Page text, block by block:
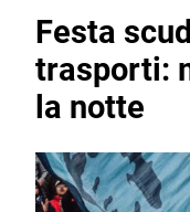
Festa
trasporti:
la notte